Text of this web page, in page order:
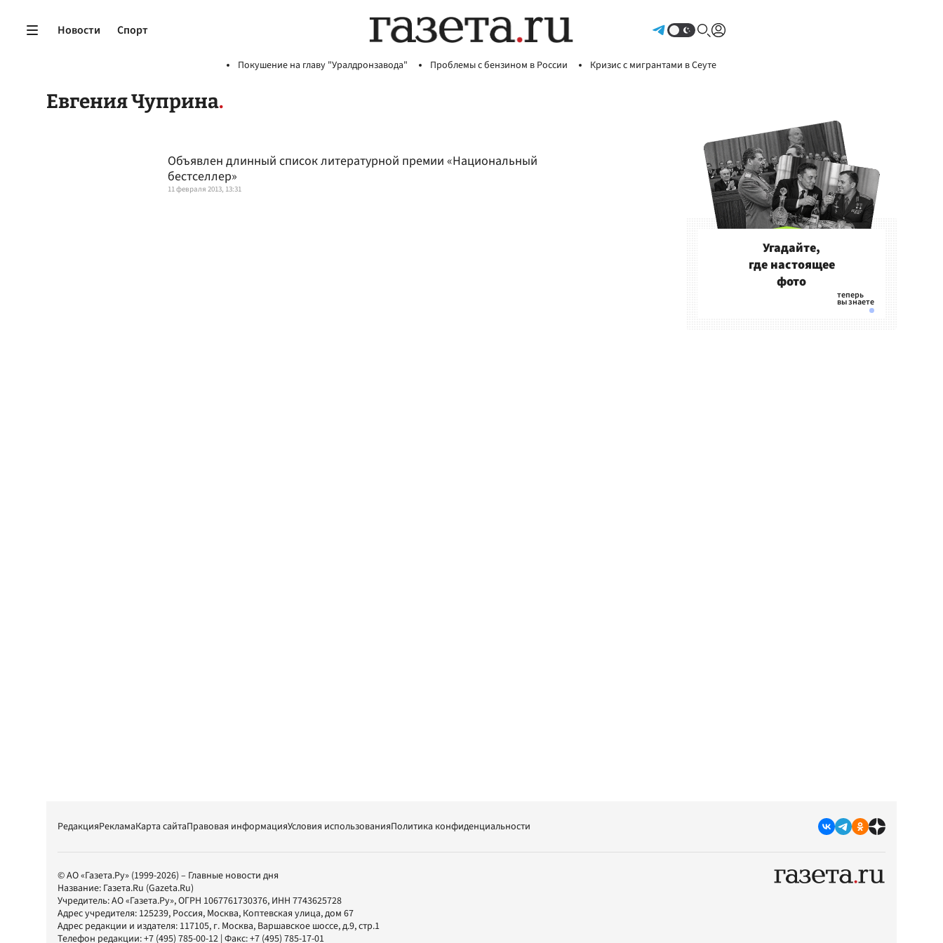
Новости Спорт
Покушение на главу "Уралдронзавода" Проблемы с бензином в России Кризис с мигрантами в Сеуте
Евгения Чуприна
Объявлен длинный список литературной премии «Национальный
бестселлер»
11 февраля 2013, 13:31
Угадайте,
где настоящее
фото
РедакцияРекламаКарта сайтаПравовая информацияУсловия использованияПолитика конфиденциальности
© АО «Газета.Ру» (1999-2026) – Главные новости дня
Название: Газета.Ru (Gazeta.Ru)
Учредитель:АО «Газета.Ру», ОГРН 1067761730376, ИНН 7743625728
Адрес учредителя: 125239, Россия, Москва, Коптевская улица, дом 67
Адрес редакции и издателя: 117105, г. Москва, Варшавское шоссе, д.9, стр.1
Телефон редакции:+7 (495) 785-00-12 | Факс:+7 (495) 785-17-01